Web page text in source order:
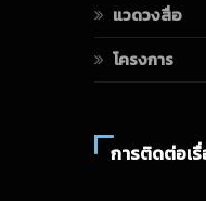
แวดวงสื่อ
โครงการ
การติดต่อเ